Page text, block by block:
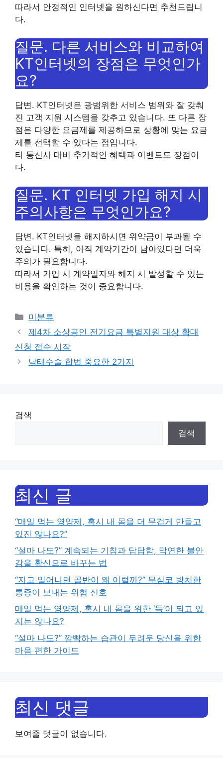
따라서 안정적인 인터넷을 원하신다면 추천드립니
다.
질문. 다른 서비스와 비교하여
KT인터넷의 장점은 무엇인가
요?
답변. KT인터넷은 광범위한 서비스 범위와 잘 갖춰
진 고객 지원 시스템을 갖추고 있습니다. 또 다른 장
점은 다양한 요금제를 제공하므로 상황에 맞는 요금
제를 선택할 수 있다는 점입니다.
타 통신사 대비 추가적인 혜택과 이벤트도 장점이
다.
질문. KT 인터넷 가입 해지 시
주의사항은 무엇인가요?
답변. KT인터넷을 해지하시면 위약금이 부과될 수
있습니다. 특히, 아직 계약기간이 남아있다면 더욱
주의가 필요합니다.
따라서 가입 시 계약일자와 해지 시 발생할 수 있는
비용을 확인하는 것이 중요합니다.
Categories
미분류
제4차 소상공인 전기요금 특별지원 대상 확대
신청 접수 시작
낙태수술 합법 중요한 2가지
검색
검색
최신 글
“매일 먹는 영양제, 혹시 내 몸을 더 무겁게 만들고
있진 않나요?”
“설마 나도?” 계속되는 기침과 답답함, 막연한 불안
감을 확신으로 바꾸는 법
“자고 일어나면 골반이 왜 이럴까?” 무심코 방치한
통증이 보내는 위험 신호
매일 먹는 영양제, 혹시 내 몸을 위한 ‘독’이 되고 있
지는 않나요?
“설마 나도?” 깜빡하는 습관이 두려운 당신을 위한
마음 편한 가이드
최신 댓글
보여줄 댓글이 없습니다.